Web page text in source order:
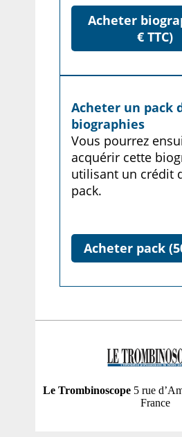
Acheter
€ TTC)
Acheter un pack
biographies
Vous pourrez
acquérir cette
utilisant un crédit
pack.
Acheter pack
Le Trombinoscope 5 rue
France